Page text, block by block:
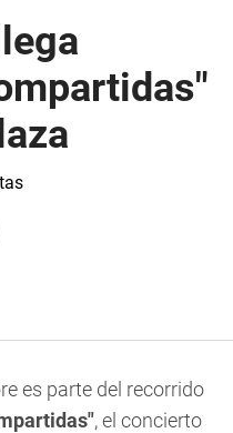
es parte del recorrido
, el concierto